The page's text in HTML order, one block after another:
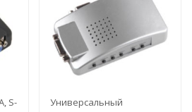
S-
Универсальный